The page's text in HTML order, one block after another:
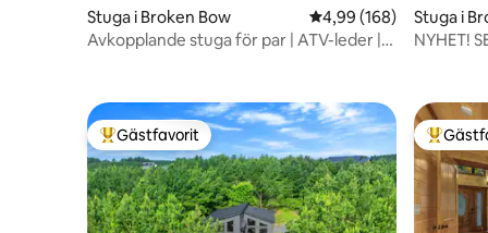
Stuga i Broken Bow 4,99 av 5 i
4,99 (168)
Avkopplande stuga för par | ATV-leder |
Stuga i
NYHET!
Populär gästfavorit
Gästfavorit Populär